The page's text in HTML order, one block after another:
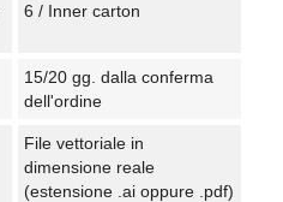
6 / Inner carton
15/20 gg. dalla conferma
dell'ordine
File vettoriale in
dimensione reale
(estensione .ai oppure .pdf)